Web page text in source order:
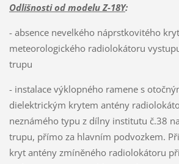
Odlišnosti od modelu Z-18Y:
- absence nevelkého náprstkovitého
meteorologického radiolokátoru
trupu
- instalace výklopného ramene s
dielektrickým krytem antény
neznámého typu z dílny institutu č.38
trupu, přímo za hlavním podvozkem.
kryt antény zmíněného radiolokátoru